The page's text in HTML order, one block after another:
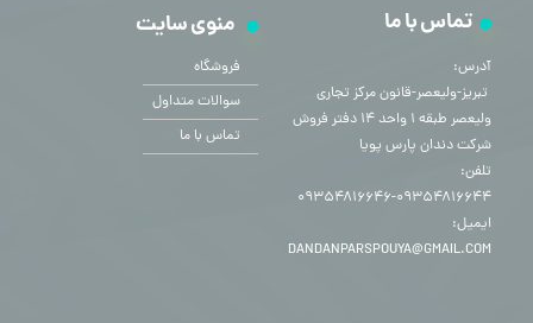
منوی سایت
فروشگاه
سوالات متداول
تماس با ما
تماس با ما
آدرس:
​​​​​​​ تبریز-ولیعصر-قانون مرکز تجاری
ولیعصر طبقه ۱ واحد ۱۴ دفتر فروش
شرکت دندان پارس پویا
تلفن:
۰۹۳۵۴۸۱۶۶۴۴-۰۹۳۵۴۸۱۶۶۴۶
ایمیل:
DANDANPARSPOUYA@GMAIL.COM